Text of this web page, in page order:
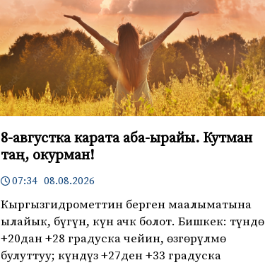
8-августка карата аба-ырайы. Кутман
таң, окурман!
07:34 08.08.2026
Кыргызгидрометтин берген маалыматына
ылайык, бүгүн, күн ачк болот. Бишкек: түндө
+20дан +28 градуска чейин, өзгөрүлмө
булуттуу; күндүз +27ден +33 градуска